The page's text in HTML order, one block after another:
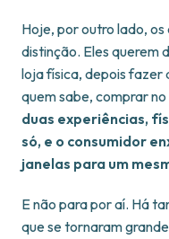
Hoje, por outro lado,
distinção. Eles querem
loja física, depois fazer
quem sabe, comprar
duas experiências,
só, e o consumidor
janelas para um
E não para por aí. Há
que se tornaram